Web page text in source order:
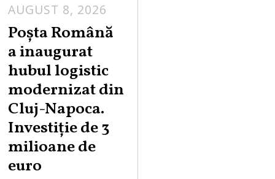
AUGUST 8, 2026
Poșta Română
a inaugurat
hubul logistic
modernizat din
Cluj-Napoca.
Investiție de 3
milioane de
euro